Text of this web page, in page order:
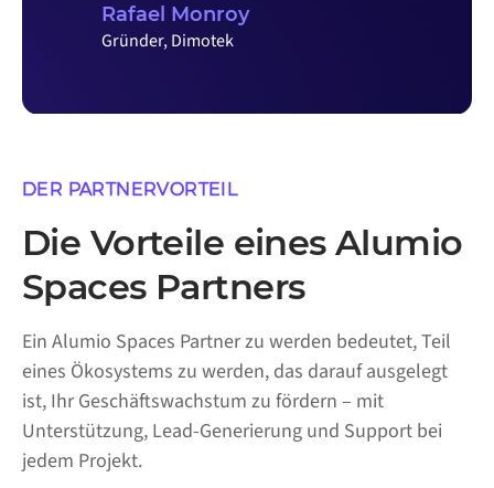
Rafael Monroy
Gründer, Dimotek
DER PARTNERVORTEIL
Die Vorteile eines Alumio
Spaces Partners
Ein Alumio Spaces Partner zu werden bedeutet, Teil
eines Ökosystems zu werden, das darauf ausgelegt
ist, Ihr Geschäftswachstum zu fördern – mit
Unterstützung, Lead-Generierung und Support bei
jedem Projekt.